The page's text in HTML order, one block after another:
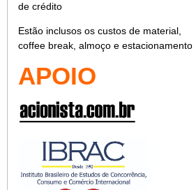
de crédito
Estão inclusos os custos de material,
coffee break, almoço e estacionamento
APOIO